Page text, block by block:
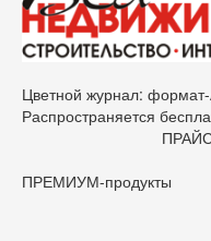
Цветной журнал:
Распространяется
ПРАЙС-ЛИСТ
ПРЕМИУМ-продукты